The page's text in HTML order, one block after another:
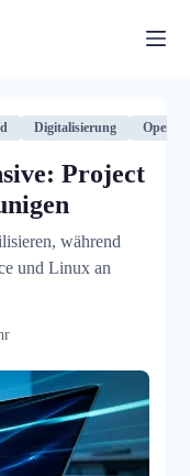
Digitalisierung Open
Project
während
und Linux an